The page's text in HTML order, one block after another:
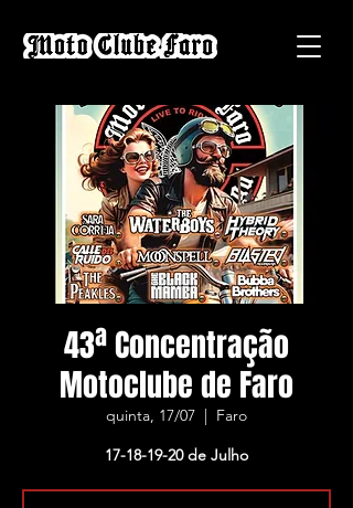
43ª Concentração
Motoclube de Faro
quinta, 17/07
  |
Faro
17-18-19-20 de Julho